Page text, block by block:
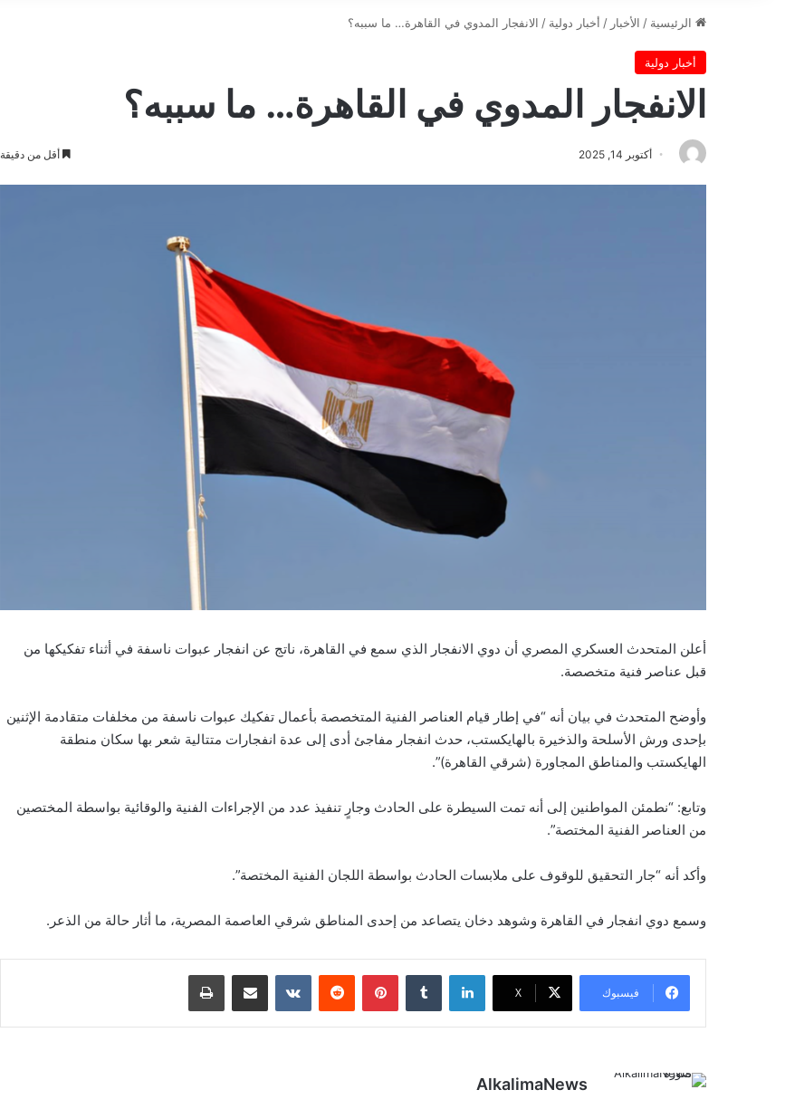
الرئيسية / الأخبار / أخبار دولية / الانفجار المدوي في القاهرة… ما سببه؟
أخبار دولية
الانفجار المدوي في القاهرة… ما سببه؟
أكتوبر 14, 2025 أقل من دقيقة
أعلن المتحدث العسكري المصري أن دوي الانفجار الذي سمع في القاهرة، ناتج عن انفجار عبوات ناسفة في أثناء تفكيكها من
قبل عناصر فنية متخصصة.
وأوضح المتحدث في بيان أنه “في إطار قيام العناصر الفنية المتخصصة بأعمال تفكيك عبوات ناسفة من مخلفات متقادمة الإثنين
بإحدى ورش الأسلحة والذخيرة بالهايكستب، حدث انفجار مفاجئ أدى إلى عدة انفجارات متتالية شعر بها سكان منطقة
الهايكستب والمناطق المجاورة (شرقي القاهرة)”.
وتابع: “نطمئن المواطنين إلى أنه تمت السيطرة على الحادث وجارٍ تنفيذ عدد من الإجراءات الفنية والوقائية بواسطة المختصين
من العناصر الفنية المختصة”.
وأكد أنه “جار التحقيق للوقوف على ملابسات الحادث بواسطة اللجان الفنية المختصة”.
وسمع دوي انفجار في القاهرة وشوهد دخان يتصاعد من إحدى المناطق شرقي العاصمة المصرية، ما أثار حالة من الذعر.
فيسبوك ‫X
لينكدإن بينتيريست
AlkalimaNews